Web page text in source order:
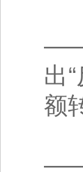
——
出
额
——